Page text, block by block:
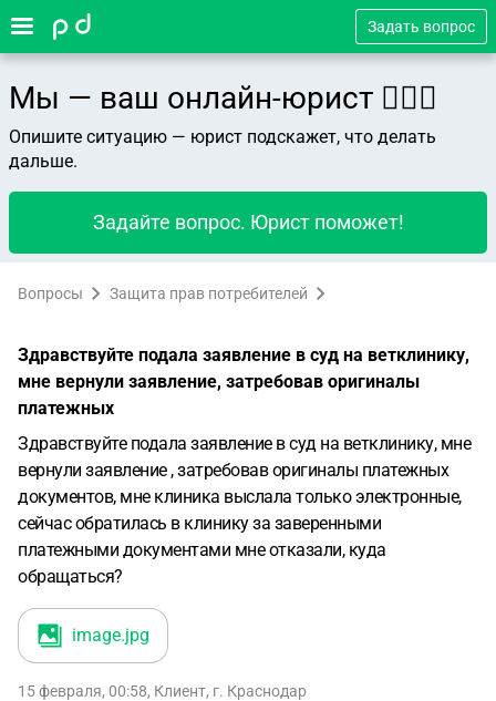
Задать вопрос
Мы — ваш онлайн-юрист 👨🏻‍⚖️
Опишите ситуацию — юрист подскажет, что делать
дальше.
Задайте вопрос. Юрист поможет!
Вопросы Защита прав потребителей
Здравствуйте подала заявление в суд на ветклинику,
мне вернули заявление, затребовав оригиналы
платежных
Здравствуйте подала заявление в суд на ветклинику, мне
вернули заявление , затребовав оригиналы платежных
документов, мне клиника выслала только электронные,
сейчас обратилась в клинику за заверенными
платежными документами мне отказали, куда
обращаться?
image.jpg
15 февраля, 00:58, Клиент, г. Краснодар